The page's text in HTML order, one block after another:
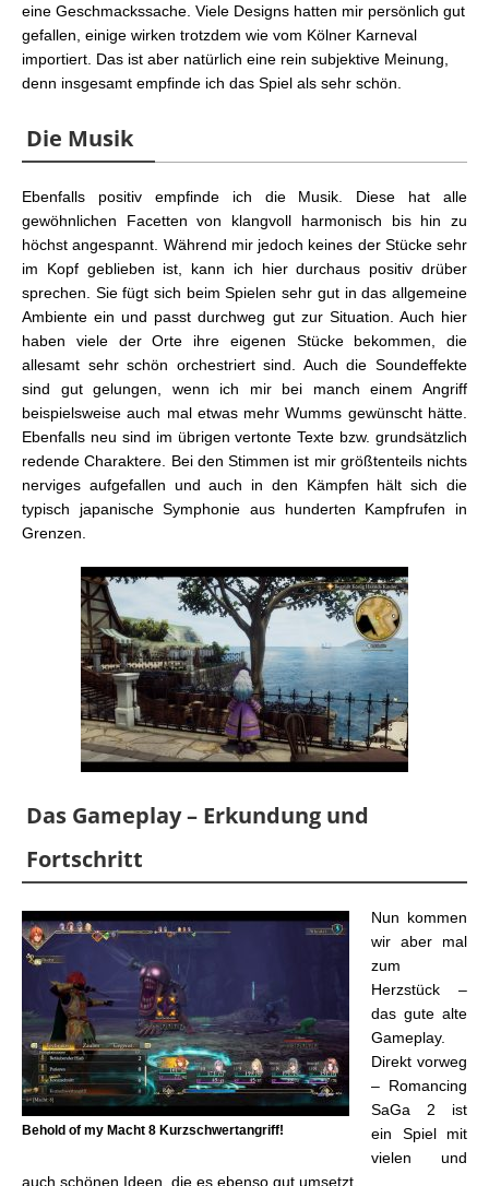
eine Geschmackssache. Viele Designs hatten mir persönlich gut
gefallen, einige wirken trotzdem wie vom Kölner Karneval
importiert. Das ist aber natürlich eine rein subjektive Meinung,
denn insgesamt empfinde ich das Spiel als sehr schön.
Die Musik
Ebenfalls positiv empfinde ich die Musik. Diese hat alle
gewöhnlichen Facetten von klangvoll harmonisch bis hin zu
höchst angespannt. Während mir jedoch keines der Stücke sehr
im Kopf geblieben ist, kann ich hier durchaus positiv drüber
sprechen. Sie fügt sich beim Spielen sehr gut in das allgemeine
Ambiente ein und passt durchweg gut zur Situation. Auch hier
haben viele der Orte ihre eigenen Stücke bekommen, die
allesamt sehr schön orchestriert sind. Auch die Soundeffekte
sind gut gelungen, wenn ich mir bei manch einem Angriff
beispielsweise auch mal etwas mehr Wumms gewünscht hätte.
Ebenfalls neu sind im übrigen vertonte Texte bzw. grundsätzlich
redende Charaktere. Bei den Stimmen ist mir größtenteils nichts
nerviges aufgefallen und auch in den Kämpfen hält sich die
typisch japanische Symphonie aus hunderten Kampfrufen in
Grenzen.
Das Gameplay – Erkundung und
Fortschritt
Behold of my Macht 8 Kurzschwertangriff!
Nun kommen
wir aber mal
zum
Herzstück –
das gute alte
Gameplay.
Direkt vorweg
– Romancing
SaGa 2 ist
ein Spiel mit
vielen und
auch schönen Ideen, die es ebenso gut umsetzt.